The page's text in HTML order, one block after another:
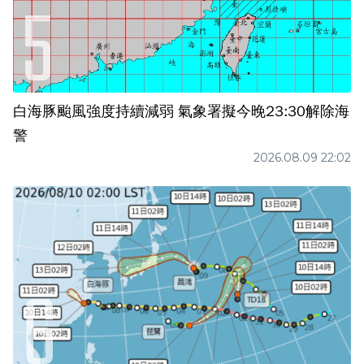
白海豚颱風強度持續減弱 氣象署擬今晚23:30解除海
警
2026.08.09 22:02